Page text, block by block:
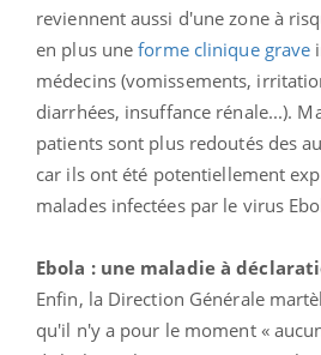
reviennent aussi d'une zone à
en plus uneforme clinique grave
médecins (vomissements,
diarrhées, insuffance rénale...).
patients sont plus redoutés des
car ils ont été potentiellement
malades infectées par le virus
Ebola : une maladie à
Enfin, la Direction Générale
qu'il n'y a pour le moment «